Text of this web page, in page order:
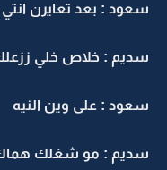
: بعد تعايرن انتي
: خلاص خلي ززعلك
: على وين النيه
: مو شغلك هماك